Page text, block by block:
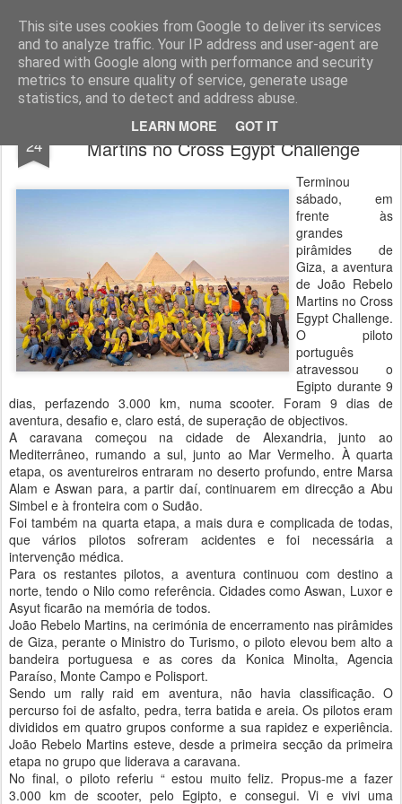
This site uses cookies from Google to deliver its services
and to analyze traffic. Your IP address and user-agent are
shared with Google along with performance and security
metrics to ensure quality of service, generate usage
statistics, and to detect and address abuse.
LEARN MORE GOT IT
ROADGALAXY - Media Center
24
Terminou a aventura de João Rebelo
Martins no Cross Egypt Challenge
Terminou
sábado, em
frente às
grandes
pirâmides de
Giza, a aventura
de João Rebelo
Martins no Cross
Egypt Challenge.
O piloto
português
atravessou o
Egipto durante 9
dias, perfazendo 3.000 km, numa scooter. Foram 9 dias de
aventura, desafio e, claro está, de superação de objectivos.
A caravana começou na cidade de Alexandria, junto ao
Mediterrâneo, rumando a sul, junto ao Mar Vermelho. À quarta
etapa, os aventureiros entraram no deserto profundo, entre Marsa
Alam e Aswan para, a partir daí, continuarem em direcção a Abu
Simbel e à fronteira com o Sudão.
Foi também na quarta etapa, a mais dura e complicada de todas,
que vários pilotos sofreram acidentes e foi necessária a
intervenção médica.
Para os restantes pilotos, a aventura continuou com destino a
norte, tendo o Nilo como referência. Cidades como Aswan, Luxor e
Asyut ficarão na memória de todos.
João Rebelo Martins, na cerimónia de encerramento nas pirâmides
de Giza, perante o Ministro do Turismo, o piloto elevou bem alto a
bandeira portuguesa e as cores da Konica Minolta, Agencia
Paraíso, Monte Campo e Polisport.
Sendo um rally raid em aventura, não havia classificação. O
percurso foi de asfalto, pedra, terra batida e areia. Os pilotos eram
divididos em quatro grupos conforme a sua rapidez e experiência.
João Rebelo Martins esteve, desde a primeira secção da primeira
etapa no grupo que liderava a caravana.
No final, o piloto referiu “ estou muito feliz. Propus-me a fazer
3.000 km de scooter, pelo Egipto, e consegui. Vi e vivi uma